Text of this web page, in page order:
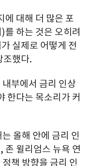
에 대해 더 많은 포
하는 것은 오히려
실제로 어떻게 전
조했다.
부에서 금리 인상
한다는 목소리가 커
올해 안에 금리 인
존 윌리엄스 뉴욕 연
책 방향을 금리 인